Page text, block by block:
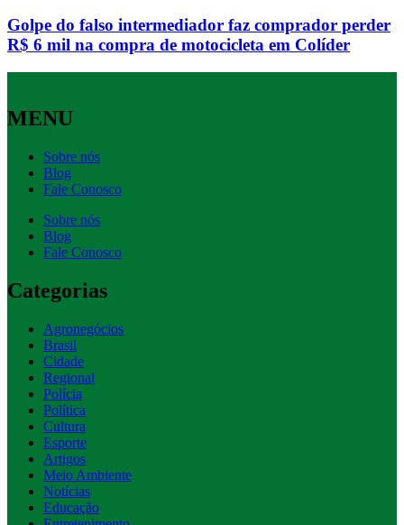
Golpe do falso intermediador faz comprador perder
R$ 6 mil na compra de motocicleta em Colíder
MENU
Sobre nós
Blog
Fale Conosco
Sobre nós
Blog
Fale Conosco
Categorias
Agronegócios
Brasil
Cidade
Regional
Polícia
Política
Cultura
Esporte
Artigos
Meio Ambiente
Notícias
Educação